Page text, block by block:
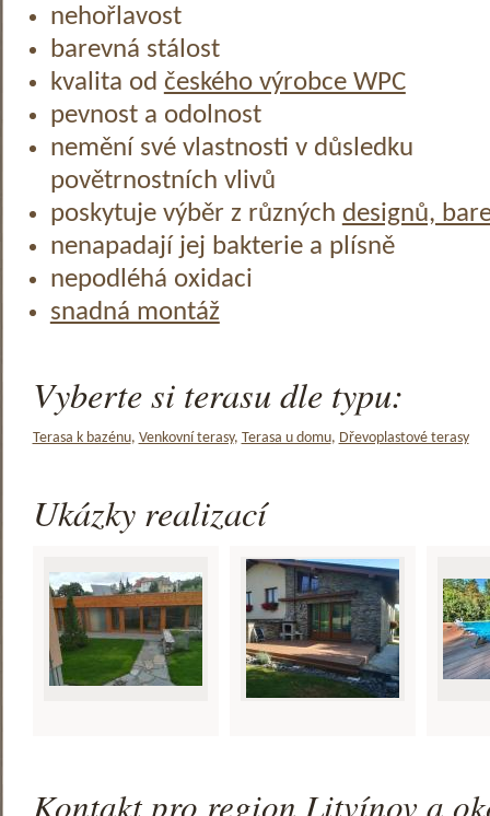
nehořlavost
barevná stálost
kvalita od českého výrobce WPC
pevnost a odolnost
nemění své vlastnosti v důsledku
povětrnostních vlivů
poskytuje výběr z různých designů,
nenapadají jej bakterie a plísně
nepodléhá oxidaci
snadná montáž
Vyberte si terasu dle typu:
Terasa k bazénu, Venkovní terasy, Terasa u domu, Dřevoplastové terasy
Ukázky realizací
Kontakt pro region Litvínov a